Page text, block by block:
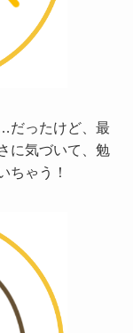
だったけど、最
に気づいて、勉
ちゃう！